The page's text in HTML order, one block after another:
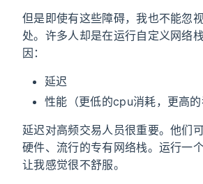
但是即使有这些障碍，我也不能忽
处。许多人却是在运行自定义网络
因：
延迟
性能（更低的cpu消耗，更高的
延迟对高频交易人员很重要。他们
硬件、流行的专有网络栈。运行一
让我感觉很不舒服。